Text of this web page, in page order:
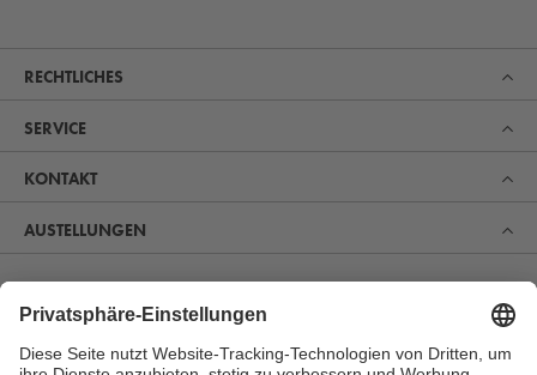
Erfahren Sie, was uns zum Marktführer im Bereich Sauna,
Pool und Spa gemacht hat. Und entdecken Sie, warum
sich immer mehr Menschen für unsere Produkte zur
RECHTLICHES
SERVICE
KONTAKT
AUSTELLUNGEN